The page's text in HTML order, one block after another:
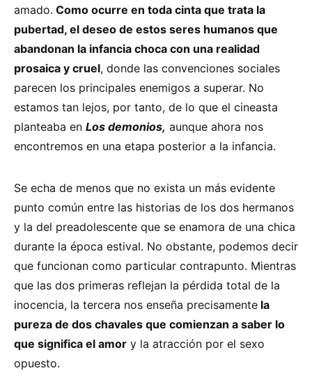
amado. Como ocurre en toda cinta que trata la
pubertad, el deseo de estos seres humanos que
abandonan la infancia choca con una realidad
prosaica y cruel, donde las convenciones sociales
parecen los principales enemigos a superar. No
estamos tan lejos, por tanto, de lo que el cineasta
planteaba en Los demonios, aunque ahora nos
encontremos en una etapa posterior a la infancia.
Se echa de menos que no exista un más evidente
punto común entre las historias de los dos hermanos
y la del preadolescente que se enamora de una chica
durante la época estival. No obstante, podemos decir
que funcionan como particular contrapunto. Mientras
que las dos primeras reflejan la pérdida total de la
inocencia, la tercera nos enseña precisamente la
pureza de dos chavales que comienzan a saber lo
que significa el amor y la atracción por el sexo
opuesto.